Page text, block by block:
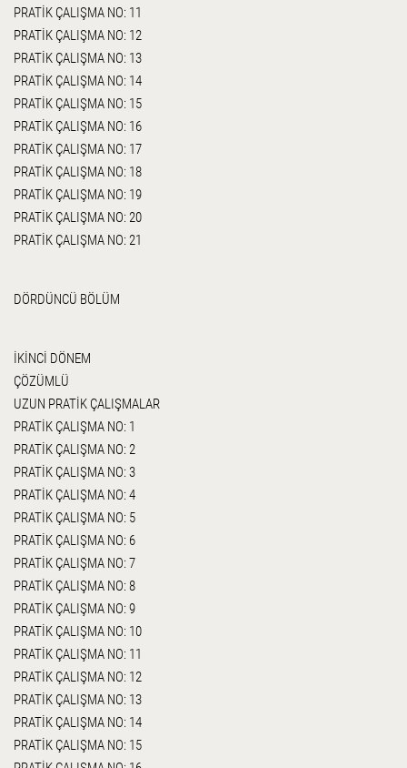
PRATİK ÇALIŞMA NO: 11
PRATİK ÇALIŞMA NO: 12
PRATİK ÇALIŞMA NO: 13
PRATİK ÇALIŞMA NO: 14
PRATİK ÇALIŞMA NO: 15
PRATİK ÇALIŞMA NO: 16
PRATİK ÇALIŞMA NO: 17
PRATİK ÇALIŞMA NO: 18
PRATİK ÇALIŞMA NO: 19
PRATİK ÇALIŞMA NO: 20
PRATİK ÇALIŞMA NO: 21
DÖRDÜNCÜ BÖLÜM
İKİNCİ DÖNEM
ÇÖZÜMLÜ
UZUN PRATİK ÇALIŞMALAR
PRATİK ÇALIŞMA NO: 1
PRATİK ÇALIŞMA NO: 2
PRATİK ÇALIŞMA NO: 3
PRATİK ÇALIŞMA NO: 4
PRATİK ÇALIŞMA NO: 5
PRATİK ÇALIŞMA NO: 6
PRATİK ÇALIŞMA NO: 7
PRATİK ÇALIŞMA NO: 8
PRATİK ÇALIŞMA NO: 9
PRATİK ÇALIŞMA NO: 10
PRATİK ÇALIŞMA NO: 11
PRATİK ÇALIŞMA NO: 12
PRATİK ÇALIŞMA NO: 13
PRATİK ÇALIŞMA NO: 14
PRATİK ÇALIŞMA NO: 15